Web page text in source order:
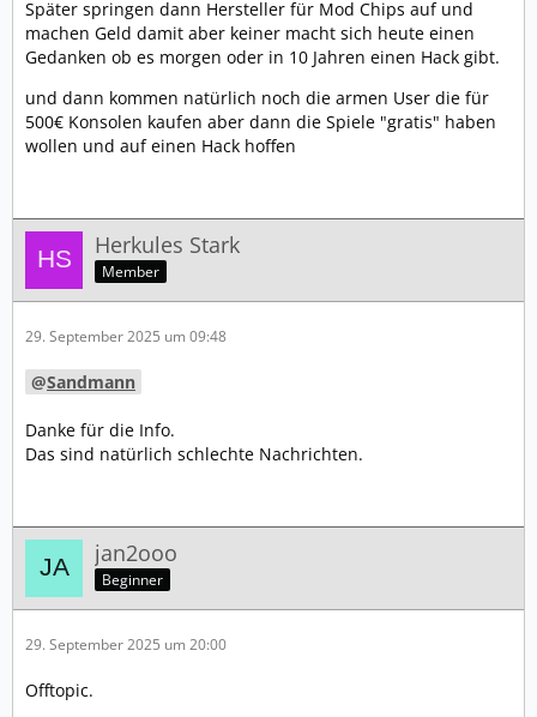
Später springen dann Hersteller für Mod Chips auf und
machen Geld damit aber keiner macht sich heute einen
Gedanken ob es morgen oder in 10 Jahren einen Hack gibt.
und dann kommen natürlich noch die armen User die für
500€ Konsolen kaufen aber dann die Spiele "gratis" haben
wollen und auf einen Hack hoffen
Herkules Stark
Member
29. September 2025 um 09:48
Sandmann
Danke für die Info.
Das sind natürlich schlechte Nachrichten.
jan2ooo
Beginner
29. September 2025 um 20:00
Offtopic.